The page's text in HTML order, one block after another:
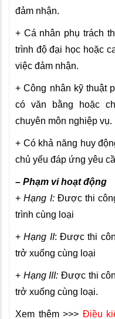
đảm nhận.
+ Cá nhân phụ trách
trình độ đại học hoặc
việc đảm nhận.
+ Công nhân kỹ thuật
có văn bằng hoặc
chuyên môn nghiệp vụ.
+ Có khả năng huy
chủ yếu đáp ứng yêu
– Phạm vi hoạt động
+Hạng I:Được thi
trình cùng loại
+Hạng II: Được thi
trở xuống cùng loại
+ Hạng III: Được thi
trở xuống cùng loại.
Xem thêm >>> Điều